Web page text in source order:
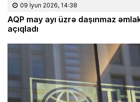
09 İyun 2026, 14:38
AQP may ayı üzrə daşınmaz
açıqladı